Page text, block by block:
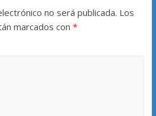
no será publicada. Los
marcados con *